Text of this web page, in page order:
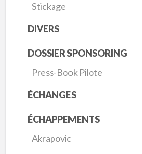
Stickage
DIVERS
DOSSIER SPONSORING
Press-Book Pilote
ÉCHANGES
ÉCHAPPEMENTS
Akrapovic